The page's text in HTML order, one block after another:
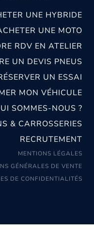
UNE HYBRIDE
UNE MOTO
RDV EN ATELIER
UN DEVIS PNEUS
UN ESSAI
MON VÉHICULE
SOMMES-NOUS ?
& CARROSSERIES
RECRUTEMENT
MENTIONS LÉGALES
GÉNÉRALES DE VENTE
DE CONFIDENTIALITÉS